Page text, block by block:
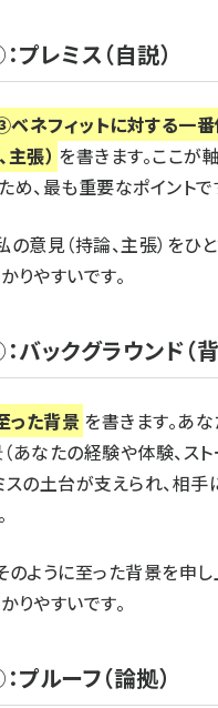
プレミス（自説）
ネフィットに対する一
主張） を書きます。ここ
め、最も重要なポイントで
の意見（持論、主張）を
りやすいです。
バックグラウンド（背
た背景 を書きます。あ
あなたの経験や体験、スト
スの土台が支えられ、相手
のように至った背景を申
りやすいです。
プルーフ（論拠）